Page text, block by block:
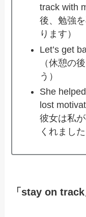
track with
後、勉強
ります）
Let’s get
（休憩の
う）
She
lost
彼女は私
くれました
「stay on